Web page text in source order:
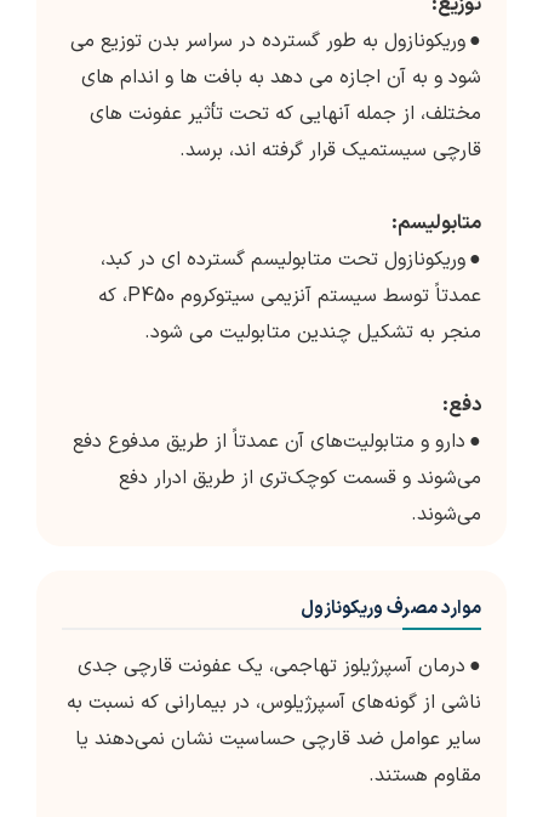
●وریکونازول به طور گسترده در سراسر بدن توزیع می
شود و به آن اجازه می دهد به بافت ها و اندام های
مختلف، از جمله آنهایی که تحت تأثیر عفونت های
قارچی سیستمیک قرار گرفته اند، برسد.
متابولیسم:
●وریکونازول تحت متابولیسم گسترده ای در کبد،
عمدتاً توسط سیستم آنزیمی سیتوکروم P450، که
منجر به تشکیل چندین متابولیت می شود.
دفع:
● دارو و متابولیت‌های آن عمدتاً از طریق مدفوع دفع
می‌شوند و قسمت کوچک‌تری از طریق ادرار دفع
می‌شوند.
موارد مصرف وریکونازول
● درمان آسپرژیلوز تهاجمی، یک عفونت قارچی جدی
ناشی از گونه‌های آسپرژیلوس، در بیمارانی که نسبت به
سایر عوامل ضد قارچی حساسیت نشان نمی‌دهند یا
مقاوم هستند.